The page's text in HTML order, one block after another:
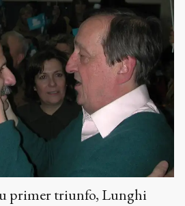
primer triunfo, Lunghi